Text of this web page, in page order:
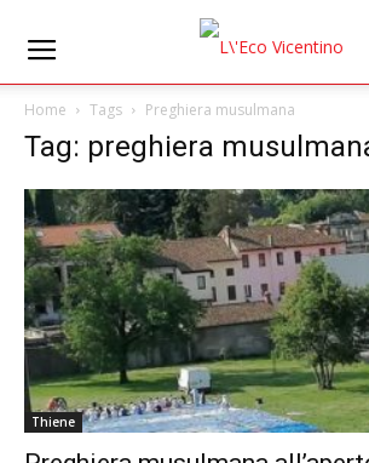
Home Tags Preghiera musulmana
Tag: preghiera
Thiene